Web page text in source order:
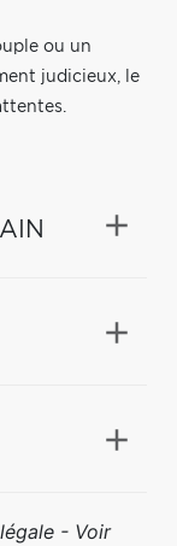
ou un
judicieux, le
- Voir